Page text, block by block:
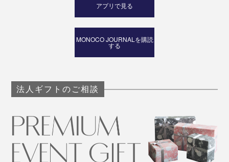
アプリで見る
MONOCO JOURNALを購読
する
法人ギフトのご相談